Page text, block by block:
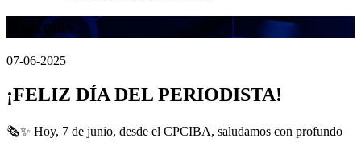
Noticias
07-06-2025
¡FELIZ DÍA DEL PERIODISTA!
🗞️✨ Hoy, 7 de junio, desde el CPCIBA, saludamos con profundo